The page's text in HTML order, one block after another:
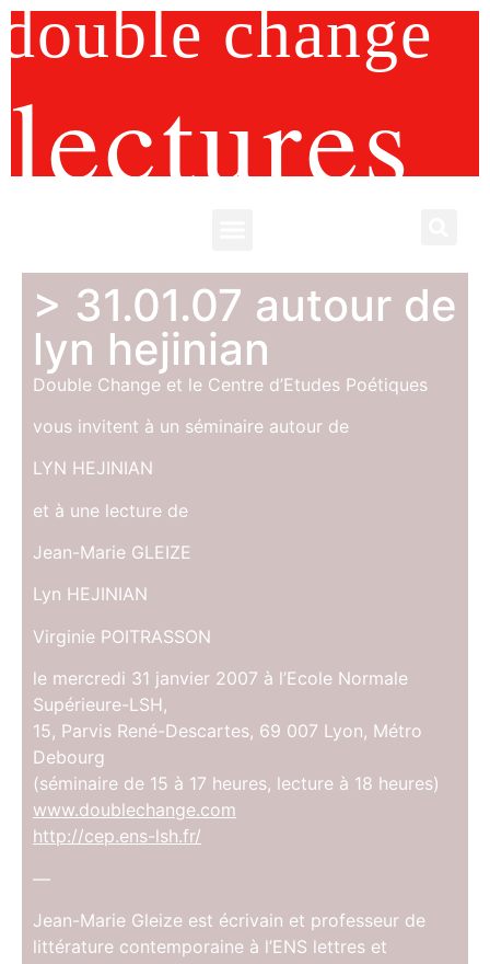
double change
lectures
> 31.01.07 autour de
lyn hejinian
Double Change et le Centre d’Etudes Poétiques
vous invitent à un séminaire autour de
LYN HEJINIAN
et à une lecture de
Jean-Marie GLEIZE
Lyn HEJINIAN
Virginie POITRASSON
le mercredi 31 janvier 2007 à l’Ecole Normale
Supérieure-LSH,
15, Parvis René-Descartes, 69 007 Lyon, Métro
Debourg
(séminaire de 15 à 17 heures, lecture à 18 heures)
www.doublechange.com
http://cep.ens-lsh.fr/
—
Jean-Marie Gleize est écrivain et professeur de
littérature contemporaine à l’ENS lettres et